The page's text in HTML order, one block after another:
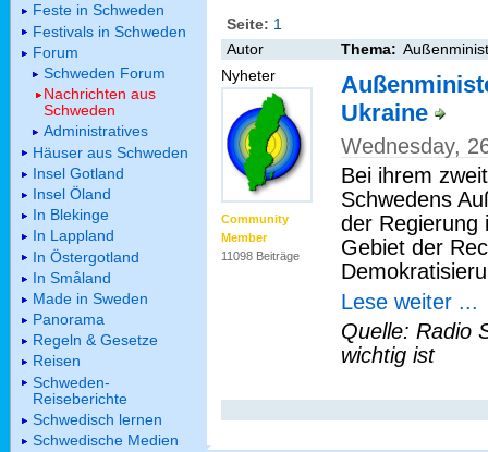
Seite: 1
Autor
Thema:
Nyheter
Community
Member
11098 Beiträge
Ukraine
Wednesday,
Bei ihrem
Schwedens
der Regierung
Gebiet der
Lese weiter ...
Quelle: Radio
wichtig ist
Feste in Schweden
Festivals in Schweden
Forum
Schweden Forum
Nachrichten aus
Schweden
Administratives
Häuser aus Schweden
Insel Gotland
Insel Öland
In Blekinge
In Lappland
In Östergotland
In Småland
Made in Sweden
Panorama
Regeln & Gesetze
Reisen
Schweden-
Reiseberichte
Schwedisch lernen
Schwedische Medien